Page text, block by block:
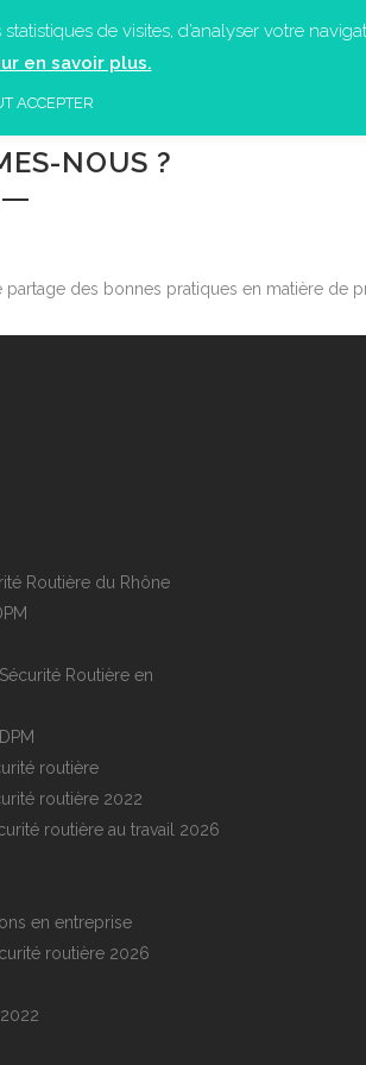
LES ACTUALITÉS
NOUS ?
des bonnes pratiques en matière de
Routière du Rhône
Routière en
routière
routière 2022
routière au travail 2026
en entreprise
routière 2026
de visites, d’analyser votre
en savoir plus.
ACCEPTER